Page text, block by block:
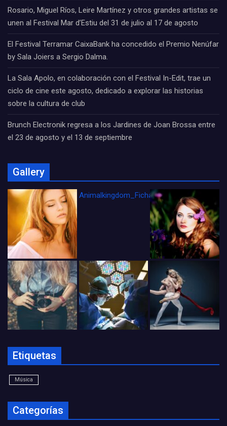
Rosario, Miguel Ríos, Leire Martínez y otros grandes artistas se
unen al Festival Mar d’Estiu del 31 de julio al 17 de agosto
El Festival Terramar CaixaBank ha concedido el Premio Nenúfar
by Sala Joiers a Sergio Dalma.
La Sala Apolo, en colaboración con el Festival In-Edit, trae un
ciclo de cine este agosto, dedicado a explorar las historias
sobre la cultura de club
Brunch Electronik regresa a los Jardines de Joan Brossa entre
el 23 de agosto y el 13 de septiembre
Gallery
Animalkingdom_FichaCine
Etiquetas
Música
Categorías